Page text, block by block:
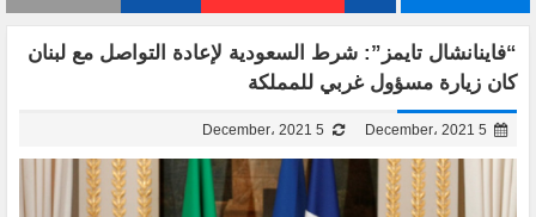
“فاينانشال تايمز”: شرط السعودية لإعادة التواصل مع لبنان
كان زيارة مسؤول غربي للمملكة